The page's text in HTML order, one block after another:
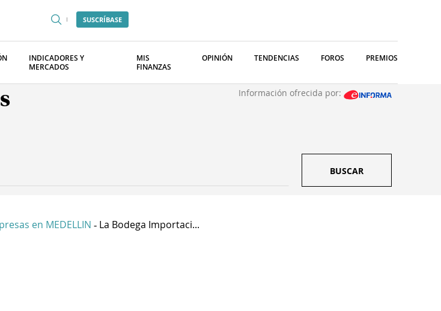
SUSCRÍBASE
INDICADORES Y
MERCADOS
MIS
FINANZAS
OPINIÓN TENDENCIAS FOROS PREMIOS
Información ofrecida por:
BUSCAR
en MEDELLIN - La Bodega Importaci...